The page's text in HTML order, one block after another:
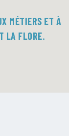
MÉTIERS ET À
LA FLORE.